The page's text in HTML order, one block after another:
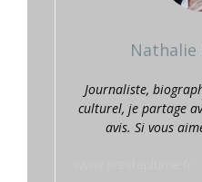
Nathalie
Journaliste,
culturel, je partage
avis. Si vous